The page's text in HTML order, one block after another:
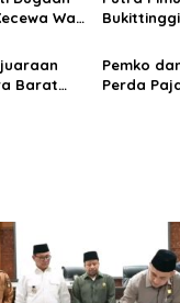
Wali
Gadang
Barat
Pemko
Perda